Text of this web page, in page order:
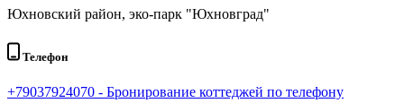
Юхновский район, эко-парк "Юхновград"
Телефон
+79037924070 - Бронирование коттеджей по телефону